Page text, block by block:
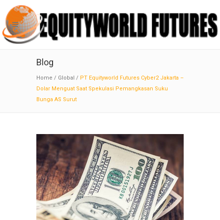
Blog
Home / Global / PT Equityworld Futures Cyber2 Jakarta –
Dolar Menguat Saat Spekulasi Pemangkasan Suku
Bunga AS Surut